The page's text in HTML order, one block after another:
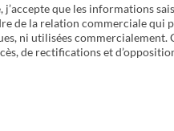
que les informations
de la relation commerciale qui
ni utilisées commercialement.
de rectifications et